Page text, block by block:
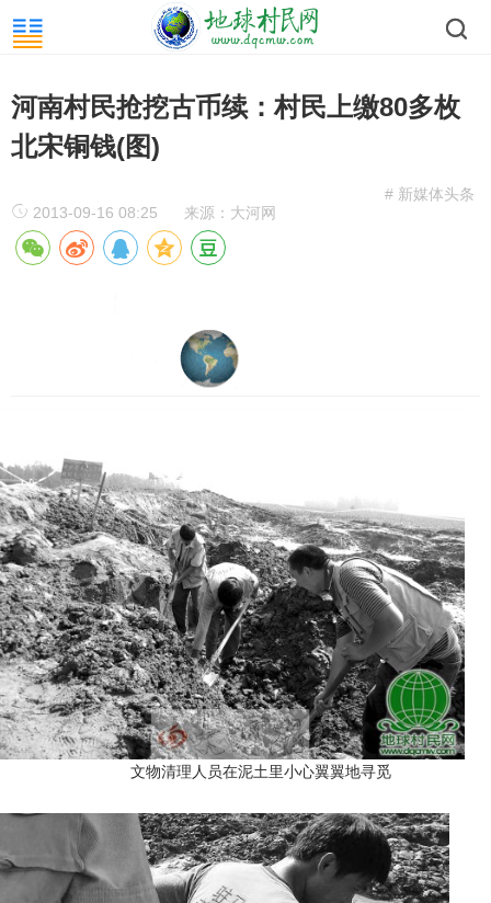
河南村民抢挖古币续：村民上缴80多枚
北宋铜钱(图)
# 新媒体头条
2013-09-16 08:25
来源：大河网
文物清理人员在泥土里小心翼翼地寻觅